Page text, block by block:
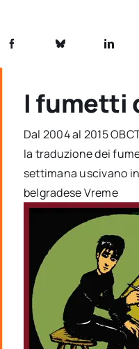
I fumetti
Dal 2004 al 2015
la traduzione dei
settimana uscivano
belgradese Vreme